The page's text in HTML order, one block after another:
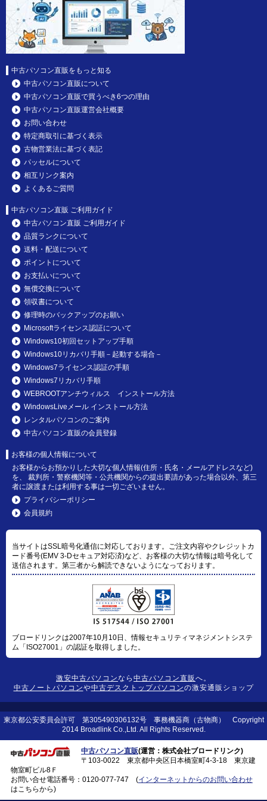
中古パソコン直販をもっと知る
中古パソコン直販について
中古パソコン直販で買うべき6つの理由
中古パソコン直販運営会社概要
お問い合わせ
特定商取引に基づく表示
古物営業法に基づく表記
パッセルについて
相互リンク案内
よくあるご質問
中古パソコン直販 ご利用ガイド
中古パソコン直販 ご利用ガイド
品質ランクについて
送料・配送について
ポイントについて
お支払いについて
無償交換について
領収書について
修理時のバックアップのお願い
Microsoftライセンス認証について
Windows10初回セットアップ手順
Windows10リカバリ手順－起動する場合－
Windows7ライセンス認証の手順
Windows7リカバリ手順
WEBROOTアンチウィルス インストール方法
WindowsLiveメール インストール方法
レンタルパソコンのご案内
中古パソコン直販の会員登録
お客様の個人情報について
お客様からお預かりした大切な個人情報(住所・氏名・メールアドレスなど)
を、 裁判所・警察機関等・公共機関からの提出要請があった場合以外、第三
者に譲渡または利用する事は一切ございません。
プライバシーポリシー
会員規約
当サイトはSSL暗号化通信に対応しております。ご注文内容やクレジットカ
ード番号(EMV 3-Dセキュア対応済)など、お客様の大切な情報は暗号化して
送信されます。第三者から解読できないようになっております。
ブロードリンクは2007年10月10日、情報セキュリティマネジメントシステ
ム「ISO27001」の認証を取得しました。
激安中古パソコンなら 中古パソコン直販へ。
中古ノートパソコンや中古デスクトップパソコンの激安通販ショップ
東京都公安委員会許可 第305490306132号 事務機器商（古物商） Copyright
2014 Broadlink Co.,Ltd. All Rights Reserved.
中古パソコン直販(運営：株式会社ブロードリンク)
〒103-0022 東京都中央区日本橋室町4-3-18 東京建
物室町ビル8Ｆ
お問い合せ電話番号： 0120-077-747 (インターネットからのお問い合わせ
はこちらから)